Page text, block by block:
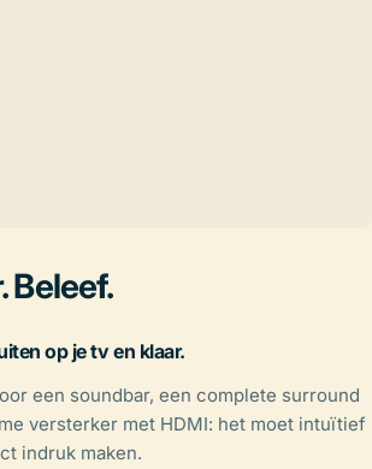
Beleef.
op je tv en klaar.
een soundbar, een complete surround
versterker met HDMI: het moet intuïtief
indruk maken.